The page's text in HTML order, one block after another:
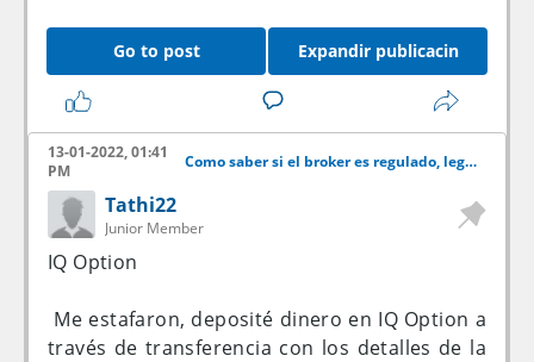
todas las exposiciones de los usuarios sobre
los brokers antes de invertir. Wiki **, ayuda a
los traders estafados, haciendo publica su
experiencia en el bróker.
Go to post Expandir publicacin
13-01-2022, 01:41
PM
Como saber si el broker es regulado, legitimo y confiable?
Tathi22
Junior Member
IQ Option
 Me estafaron, deposité dinero en IQ Option a
través de transferencia con los detalles de la